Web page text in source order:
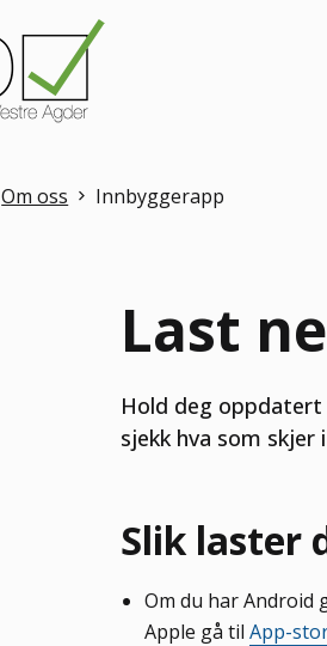
Om oss Innbyggerapp
Last
Hold deg
sjekk hva som
Slik laster
Om du har Android
Apple gå til App-